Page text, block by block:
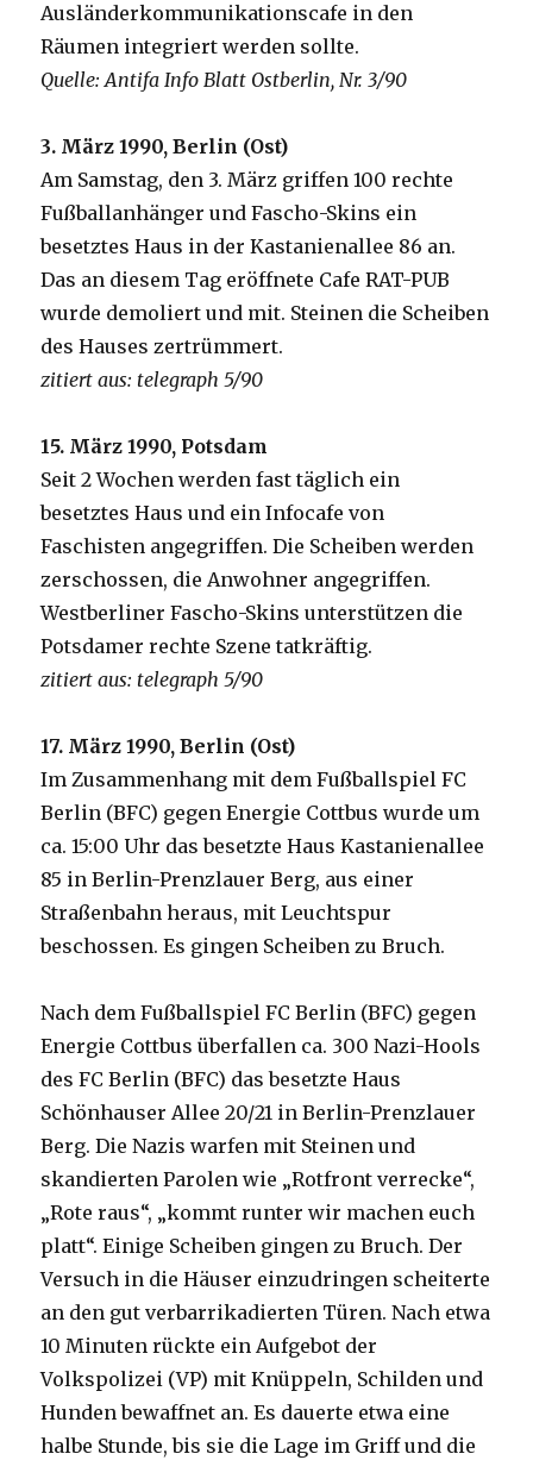
Ausländerkommunikationscafe in den
Räumen integriert werden sollte.
Quelle: Antifa Info Blatt Ostberlin, Nr. 3/90
3. März 1990, Berlin (Ost)
Am Samstag, den 3. März griffen 100 rechte
Fußballanhänger und Fascho-Skins ein
besetztes Haus in der Kastanienallee 86 an.
Das an diesem Tag eröffnete Cafe RAT-PUB
wurde demoliert und mit. Steinen die Scheiben
des Hauses zertrümmert.
zitiert aus: telegraph 5/90
15. März 1990, Potsdam
Seit 2 Wochen werden fast täglich ein
besetztes Haus und ein Infocafe von
Faschisten angegriffen. Die Scheiben werden
zerschossen, die Anwohner angegriffen.
Westberliner Fascho-Skins unterstützen die
Potsdamer rechte Szene tatkräftig.
zitiert aus: telegraph 5/90
17. März 1990, Berlin (Ost)
Im Zusammenhang mit dem Fußballspiel FC
Berlin (BFC) gegen Energie Cottbus wurde um
ca. 15:00 Uhr das besetzte Haus Kastanienallee
85 in Berlin-Prenzlauer Berg, aus einer
Straßenbahn heraus, mit Leuchtspur
beschossen. Es gingen Scheiben zu Bruch.
Nach dem Fußballspiel FC Berlin (BFC) gegen
Energie Cottbus überfallen ca. 300 Nazi-Hools
des FC Berlin (BFC) das besetzte Haus
Schönhauser Allee 20/21 in Berlin-Prenzlauer
Berg. Die Nazis warfen mit Steinen und
skandierten Parolen wie „Rotfront verrecke“,
„Rote raus“, „kommt runter wir machen euch
platt“. Einige Scheiben gingen zu Bruch. Der
Versuch in die Häuser einzudringen scheiterte
an den gut verbarrikadierten Türen. Nach etwa
10 Minuten rückte ein Aufgebot der
Volkspolizei (VP) mit Knüppeln, Schilden und
Hunden bewaffnet an. Es dauerte etwa eine
halbe Stunde, bis sie die Lage im Griff und die